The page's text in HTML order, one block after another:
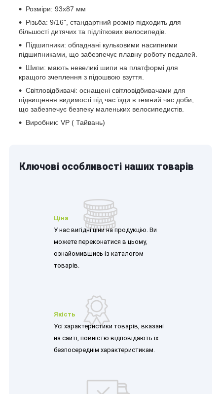
Розміри: 93х87 мм
Різьба: 9/16", стандартний розмір підходить для
більшості дитячих та підліткових велосипедів.
Підшипники: обладнані кульковими насипними
підшипниками, що забезпечує плавну роботу педалей.
Шипи: мають невеликі шипи на платформі для
кращого зчеплення з підошвою взуття.
Світловідбивачі: оснащені світловідбивачами для
підвищення видимості під час їзди в темний час доби,
що забезпечує безпеку маленьких велосипедистів.
Виробник: VP ( Тайвань)
Ключові особливості наших товарів
Ціна
У нас вигідні ціни на продукцію. Ви
можете переконатися в цьому,
ознайомившись із каталогом
товарів.
Якість
Усі характеристики товарів, вказані
на сайті, повністю відповідають їх
безпосереднім характеристикам.